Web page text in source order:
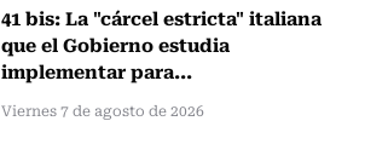
41 bis: La "cárcel estricta" italiana
que el Gobierno estudia
implementar para...
Viernes 7 de agosto de 2026